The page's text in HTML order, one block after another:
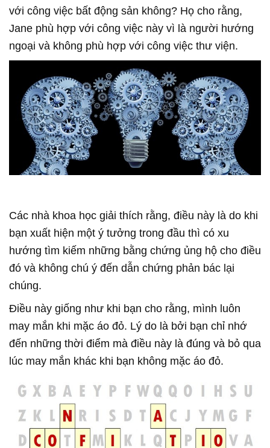
với công việc bất động sản không? Họ cho rằng,
Jane phù hợp với công việc này vì là người hướng
ngoại và không phù hợp với công việc thư viện.
Các nhà khoa học giải thích rằng, điều này là do khi
bạn xuất hiện một ý tưởng trong đầu thì có xu
hướng tìm kiếm những bằng chứng ủng hộ cho điều
đó và không chú ý đến dẫn chứng phản bác lại
chúng.
Điều này giống như khi bạn cho rằng, mình luôn
may mắn khi mặc áo đỏ. Lý do là bởi bạn chỉ nhớ
đến những thời điểm mà điều này là đúng và bỏ qua
lúc may mắn khác khi bạn không mặc áo đỏ.